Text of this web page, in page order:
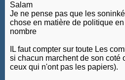
Salam
Je ne pense pas que les
chose en matière de politique
nombre
IL faut compter sur toute Les
si chacun marchent de son coté
ceux qui n'ont pas les papiers).